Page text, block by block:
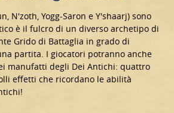
N'zoth, Yogg-Saron e Y'shaarj) sono
è il fulcro di un diverso archetipo di
Grido di Battaglia in grado di
partita. I giocatori potranno anche
manufatti degli Dei Antichi: quattro
effetti che ricordano le abilità